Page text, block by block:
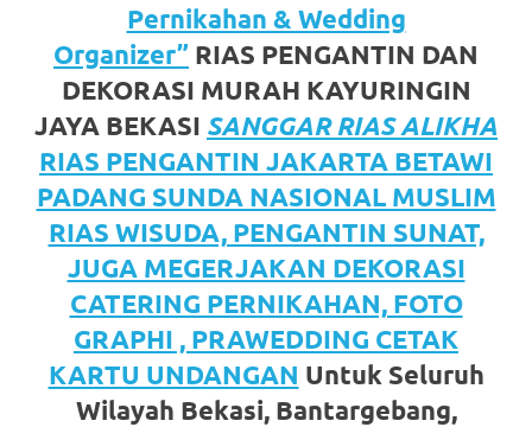
Online
replica
rolex.
Discover
More
Here
loanswatches.com.
Wiht
Pernikahan & Wedding
Organizer” RIAS PENGANTIN DAN
DEKORASI MURAH KAYURINGIN
JAYA BEKASI SANGGAR RIAS ALIKHA
RIAS PENGANTIN JAKARTA BETAWI
PADANG SUNDA NASIONAL MUSLIM
RIAS WISUDA, PENGANTIN SUNAT,
JUGA MEGERJAKAN DEKORASI
CATERING PERNIKAHAN, FOTO
GRAPHI , PRAWEDDING CETAK
KARTU UNDANGAN Untuk Seluruh
Wilayah Bekasi, Bantargebang,